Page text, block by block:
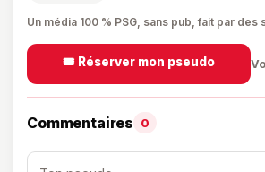
Un média 100 % PSG, sans pub, fait par des
🎟️ Réserver mon pseudo
Commentaires 0